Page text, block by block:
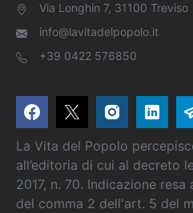
Via Longhin 7, 31100 Treviso
info@lavitadelpopolo.it
+39 0422 576850
La Vita del Popolo
all’editoria di cui al decreto
2017, n. 70. Indicazione
del comma 2 dell'art. 5 del